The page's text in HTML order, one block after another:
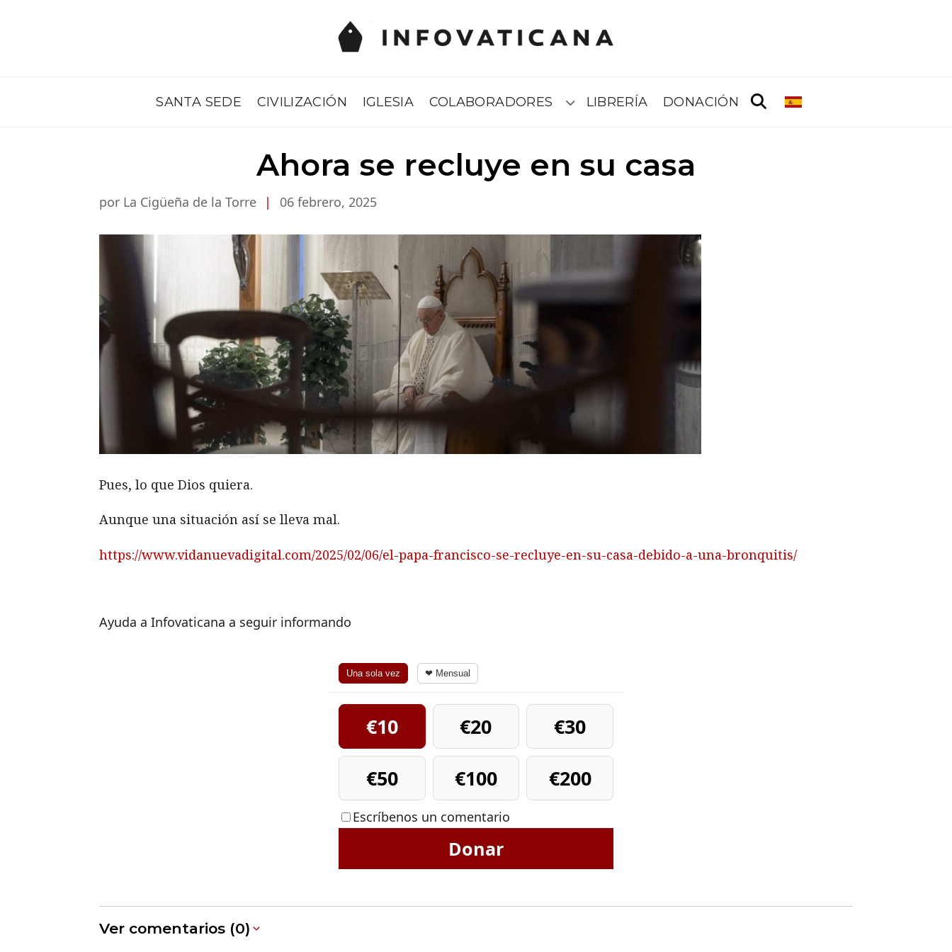
SANTA SEDE CIVILIZACIÓN IGLESIA COLABORADORES Submenú
LIBRERÍA DONACIÓN
Ahora se recluye en su casa
por La Cigüeña de la Torre | 06 febrero, 2025
Pues, lo que Dios quiera.
Aunque una situación así se lleva mal.
https://www.vidanuevadigital.com/2025/02/06/el-papa-francisco-se-recluye-en-su-casa-debido-a-una-bronquitis/
Ayuda a Infovaticana a seguir informando
Una sola vez ❤ Mensual
€10 €20
€30
€50
€100 €200
Escríbenos un comentario
Donar
Ver comentarios (0)